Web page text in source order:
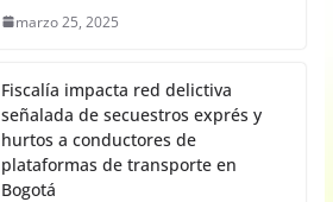
marzo 25, 2025
Fiscalía impacta red delictiva
señalada de secuestros exprés y
hurtos a conductores de
plataformas de transporte en
Bogotá